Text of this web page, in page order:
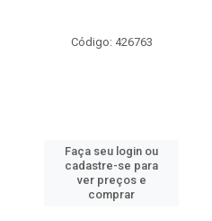
Código: 426763
Faça seu login ou
cadastre-se para
ver preços e
comprar